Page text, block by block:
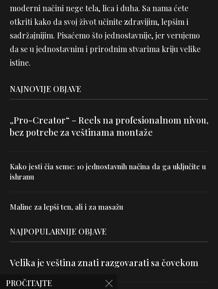
moderni načini nege tela, lica i duha. Sa nama ćete
otkriti kako da svoj život učinite zdravijim, lepšim i
sadržajnijim. Pisaćemo što jednostavnije, jer verujemo
da se u jednostavnim i prirodnim stvarima kriju velike
istine.
NAJNOVIJE OBJAVE
„Pro-Creator“ – Reels na profesionalnom nivou,
bez potrebe za veštinama montaže
Kako jesti čia seme: 10 jednostavnih načina da ga uključite u
ishranu
Maline za lepši ten, ali i za masažu
NAJPOPULARNIJE OBJAVE
Velika je veština znati razgovarati sa čovekom
PROČITAJTE